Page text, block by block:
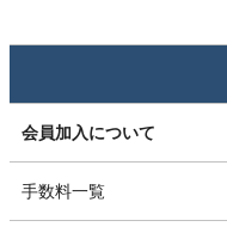
会員加入について
手数料一覧